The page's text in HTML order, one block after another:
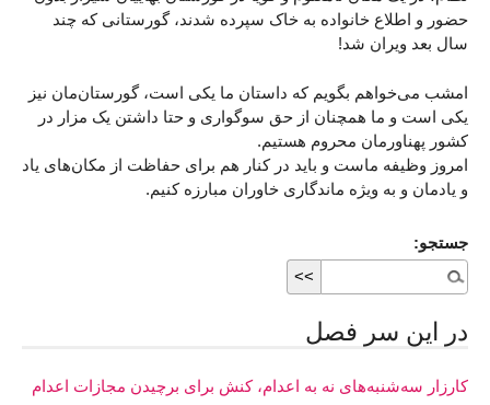
حضور و اطلاع خانواده به خاک سپرده شدند، گورستانی که چند
سال بعد ویران شد!
امشب می‌خواهم بگویم که داستان ما یکی است، گورستان‌مان نیز
یکی است و ما همچنان از حق سوگواری و حتا داشتن یک مزار در
کشور پهناورمان محروم هستیم.
امروز وظیفه ماست و باید در کنار هم برای حفاظت از مکان‌های یاد
و یادمان و به ویژه ماندگاری خاوران مبارزه کنیم.
جستجو:
در اين سر فصل
کارزار سه‌شنبه‌های نه به اعدام، کنش برای برچیدن مجازات اعدام